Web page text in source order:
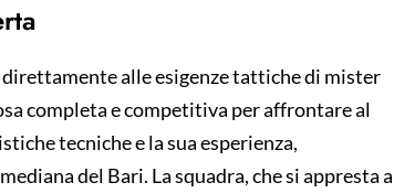
alle esigenze tattiche di mister
completa e competitiva per affrontare al
tecniche e la sua esperienza,
del Bari. La squadra, che si appresta a